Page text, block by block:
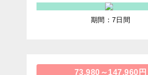
期間：7日間
73,980～147,960円